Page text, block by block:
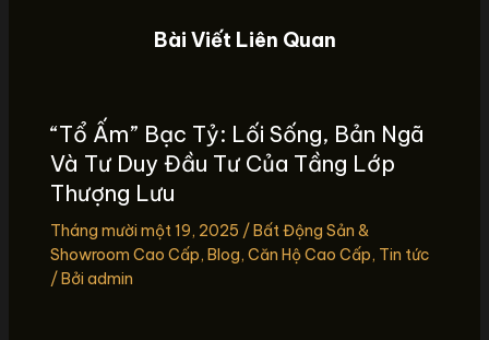
Bài Viết Liên Quan
“Tổ Ấm” Bạc Tỷ: Lối Sống, Bản Ngã
Và Tư Duy Đầu Tư Của Tầng Lớp
Thượng Lưu
Tháng mười một 19, 2025 /Bất Động Sản &
Showroom Cao Cấp, Blog, Căn Hộ Cao Cấp, Tin tức
/ Bởi admin